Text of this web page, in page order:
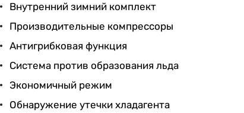
Внутренний зимний комплект
Производительные компрессоры
Антигрибковая функция
Система против образования льда
Экономичный режим
Обнаружение утечки хладагента